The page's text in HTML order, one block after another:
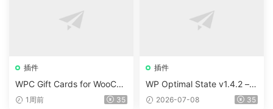
插件
WPC Gift Cards for WooCo
mmerce (Premium) v1.0.2
1周前 35
插件
WP Optimal State v1.4.2 –
WordPress 優化、清理和安
2026-07-08 35